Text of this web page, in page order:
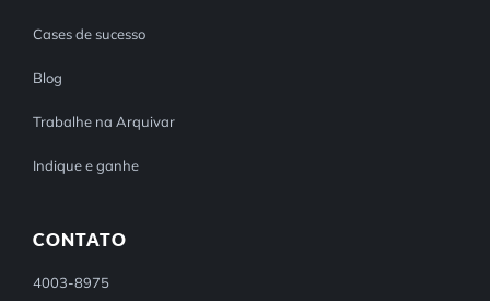
Cases de sucesso
Blog
Trabalhe na Arquivar
Indique e ganhe
CONTATO
4003-8975